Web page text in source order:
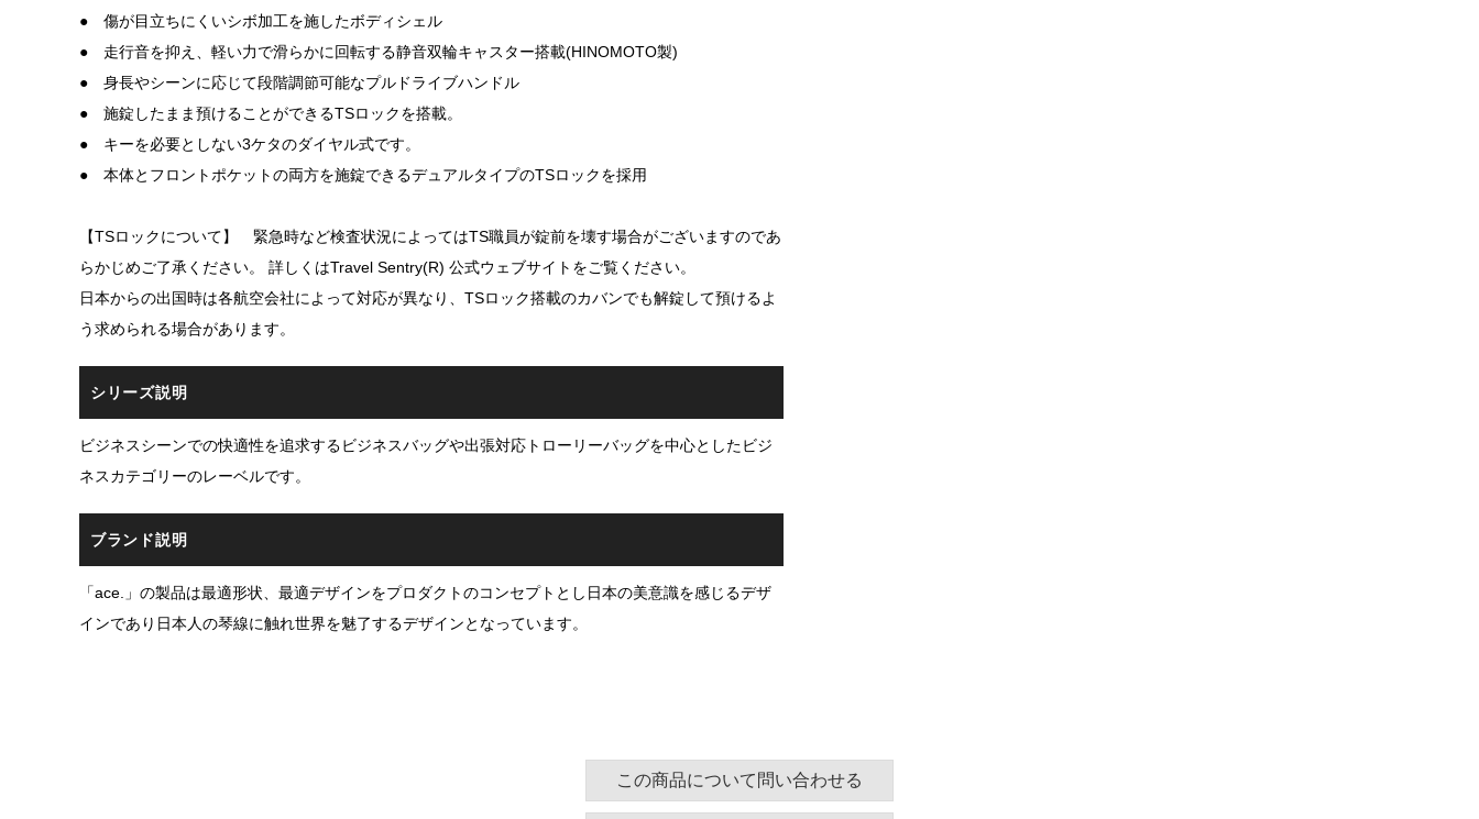
● 傷が目立ちにくいシボ加工を施したボディシェル
● 走行音を抑え、軽い力で滑らかに回転する静音双輪キャスター搭載(HINOMOTO製)
● 身長やシーンに応じて段階調節可能なプルドライブハンドル
● 施錠したまま預けることができるTSロックを搭載。
● キーを必要としない3ケタのダイヤル式です。
● 本体とフロントポケットの両方を施錠できるデュアルタイプのTSロックを採用
【TSロックについて】 緊急時など検査状況によってはTS職員が錠前を壊す場合がございますのであ
らかじめご了承ください。 詳しくはTravel Sentry(R) 公式ウェブサイトをご覧ください。
日本からの出国時は各航空会社によって対応が異なり、TSロック搭載のカバンでも解錠して預けるよ
う求められる場合があります。
シリーズ説明
ビジネスシーンでの快適性を追求するビジネスバッグや出張対応トローリーバッグを中心としたビジ
ネスカテゴリーのレーベルです。
ブランド説明
「ace.」の製品は最適形状、最適デザインをプロダクトのコンセプトとし日本の美意識を感じるデザ
インであり日本人の琴線に触れ世界を魅了するデザインとなっています。
この商品について問い合わせる